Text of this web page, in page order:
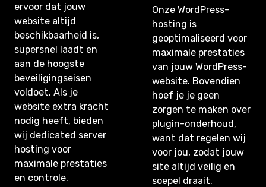
ervoor dat jouw
website altijd
beschikbaarheid is,
supersnel laadt en
aan de hoogste
beveiligingseisen
voldoet. Als je
website extra kracht
nodig heeft, bieden
wij dedicated server
hosting voor
maximale prestaties
en controle.
Onze WordPress-
hosting is
geoptimaliseerd voor
maximale prestaties
van jouw WordPress-
website. Bovendien
hoef je je geen
zorgen te maken over
plugin-onderhoud,
want dat regelen wij
voor jou, zodat jouw
site altijd veilig en
soepel draait.